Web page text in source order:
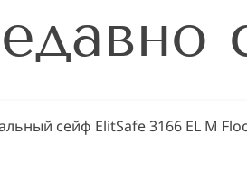
сейф ElitSafe 3166 EL M